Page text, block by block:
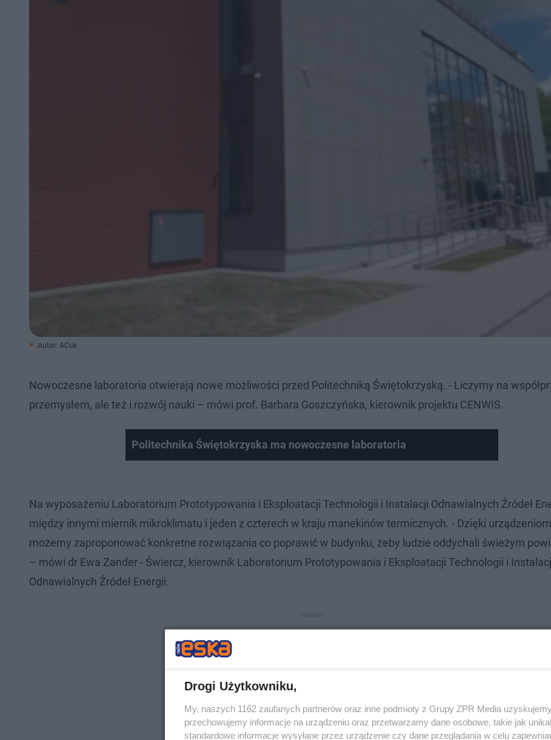
Autor: ACuk
Nowoczesne laboratoria otwierają nowe możliwości przed Politechniką Świętokrzyską. - Liczymy na
przemysłem, ale też i rozwój nauki – mówi prof. Barbara Goszczyńska, kierownik projektu CENWIS.
Politechnika Świętokrzyska ma nowoczesne laboratoria
Na wyposażeniu Laboratorium Prototypowania i Eksploatacji Technologii i Instalacji Odnawialnych Źródeł
między innymi miernik mikroklimatu i jeden z czterech w kraju manekinów termicznych. - Dzięki urządzeniom
możemy zaproponować konkretne rozwiązania co poprawić w budynku, żeby ludzie oddychali świeżym
– mówi dr Ewa Zander - Świercz, kierownik Laboratorium Prototypowania i Eksploatacji Technologii i
Odnawialnych Źródeł Energii.
Drogi Użytkowniku,
My, naszych 1162 zaufanych partnerów oraz inne podmioty z Grupy ZPR Media
przechowujemy informacje na urządzeniu oraz przetwarzamy dane osobowe, takie jak
standardowe informacje wysyłane przez urządzenie czy dane przeglądania w celu